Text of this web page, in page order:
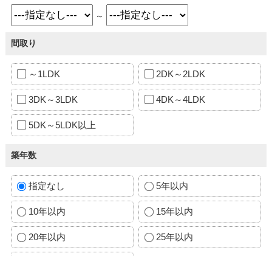
～
間取り
～1LDK 2DK～2LDK
3DK～3LDK 4DK～4LDK
5DK～5LDK以上
築年数
指定なし 5年以内
10年以内 15年以内
20年以内 25年以内